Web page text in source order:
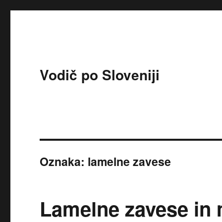
Vodič po Sloveniji
Oznaka: lamelne zavese
Lamelne zavese